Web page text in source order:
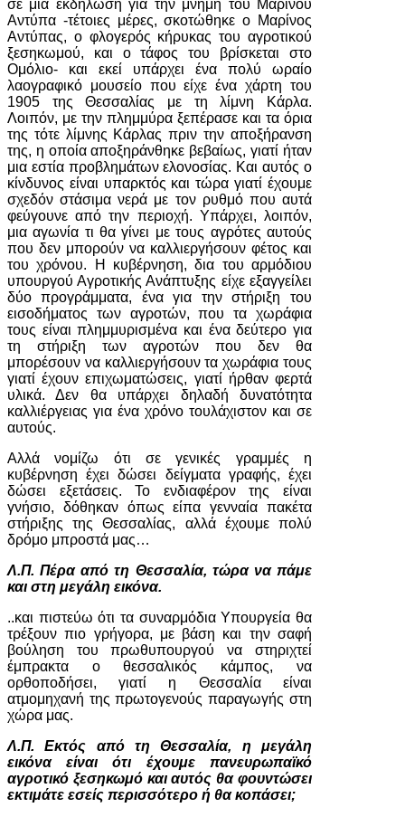
σε μια εκδήλωση για την μνήμη του Μαρίνου
Αντύπα -τέτοιες μέρες, σκοτώθηκε ο Μαρίνος
Αντύπας, ο φλογερός κήρυκας του αγροτικού
ξεσηκωμού, και ο τάφος του βρίσκεται στο
Ομόλιο- και εκεί υπάρχει ένα πολύ ωραίο
λαογραφικό μουσείο που είχε ένα χάρτη του
1905 της Θεσσαλίας με τη λίμνη Κάρλα.
Λοιπόν, με την πλημμύρα ξεπέρασε και τα όρια
της τότε λίμνης Κάρλας πριν την αποξήρανση
της, η οποία αποξηράνθηκε βεβαίως, γιατί ήταν
μια εστία προβλημάτων ελονοσίας. Και αυτός ο
κίνδυνος είναι υπαρκτός και τώρα γιατί έχουμε
σχεδόν στάσιμα νερά με τον ρυθμό που αυτά
φεύγουνε από την περιοχή. Υπάρχει, λοιπόν,
μια αγωνία τι θα γίνει με τους αγρότες αυτούς
που δεν μπορούν να καλλιεργήσουν φέτος και
του χρόνου. Η κυβέρνηση, δια του αρμόδιου
υπουργού Αγροτικής Ανάπτυξης είχε εξαγγείλει
δύο προγράμματα, ένα για την στήριξη του
εισοδήματος των αγροτών, που τα χωράφια
τους είναι πλημμυρισμένα και ένα δεύτερο για
τη στήριξη των αγροτών που δεν θα
μπορέσουν να καλλιεργήσουν τα χωράφια τους
γιατί έχουν επιχωματώσεις, γιατί ήρθαν φερτά
υλικά. Δεν θα υπάρχει δηλαδή δυνατότητα
καλλιέργειας για ένα χρόνο τουλάχιστον και σε
αυτούς.
Αλλά νομίζω ότι σε γενικές γραμμές η
κυβέρνηση έχει δώσει δείγματα γραφής, έχει
δώσει εξετάσεις. Το ενδιαφέρον της είναι
γνήσιο, δόθηκαν όπως είπα γενναία πακέτα
στήριξης της Θεσσαλίας, αλλά έχουμε πολύ
δρόμο μπροστά μας…
Λ.Π. Πέρα από τη Θεσσαλία, τώρα να πάμε
και στη μεγάλη εικόνα.
..και πιστεύω ότι τα συναρμόδια Υπουργεία θα
τρέξουν πιο γρήγορα, με βάση και την σαφή
βούληση του πρωθυπουργού να στηριχτεί
έμπρακτα ο θεσσαλικός κάμπος, να
ορθοποδήσει, γιατί η Θεσσαλία είναι
ατμομηχανή της πρωτογενούς παραγωγής στη
χώρα μας.
Λ.Π. Εκτός από τη Θεσσαλία, η μεγάλη
εικόνα είναι ότι έχουμε πανευρωπαϊκό
αγροτικό ξεσηκωμό και αυτός θα φουντώσει
εκτιμάτε εσείς περισσότερο ή θα κοπάσει;